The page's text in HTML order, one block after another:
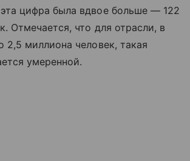
цифра была вдвое больше — 122
Отмечается, что для отрасли, в
2,5 миллиона человек, такая
умеренной.